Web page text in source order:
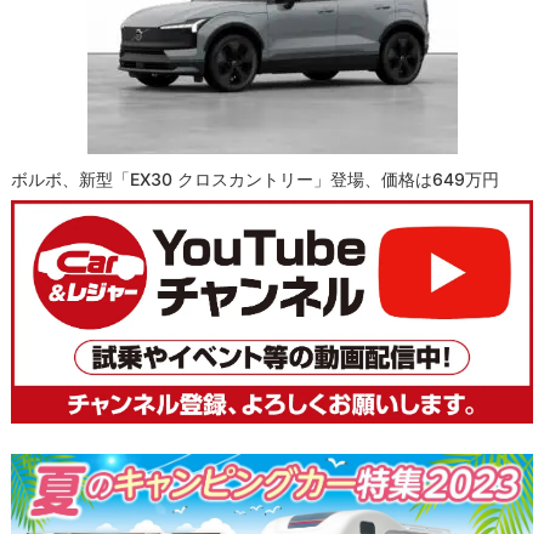
ボルボ、新型「EX30 クロスカントリー」登場、価格は649万円